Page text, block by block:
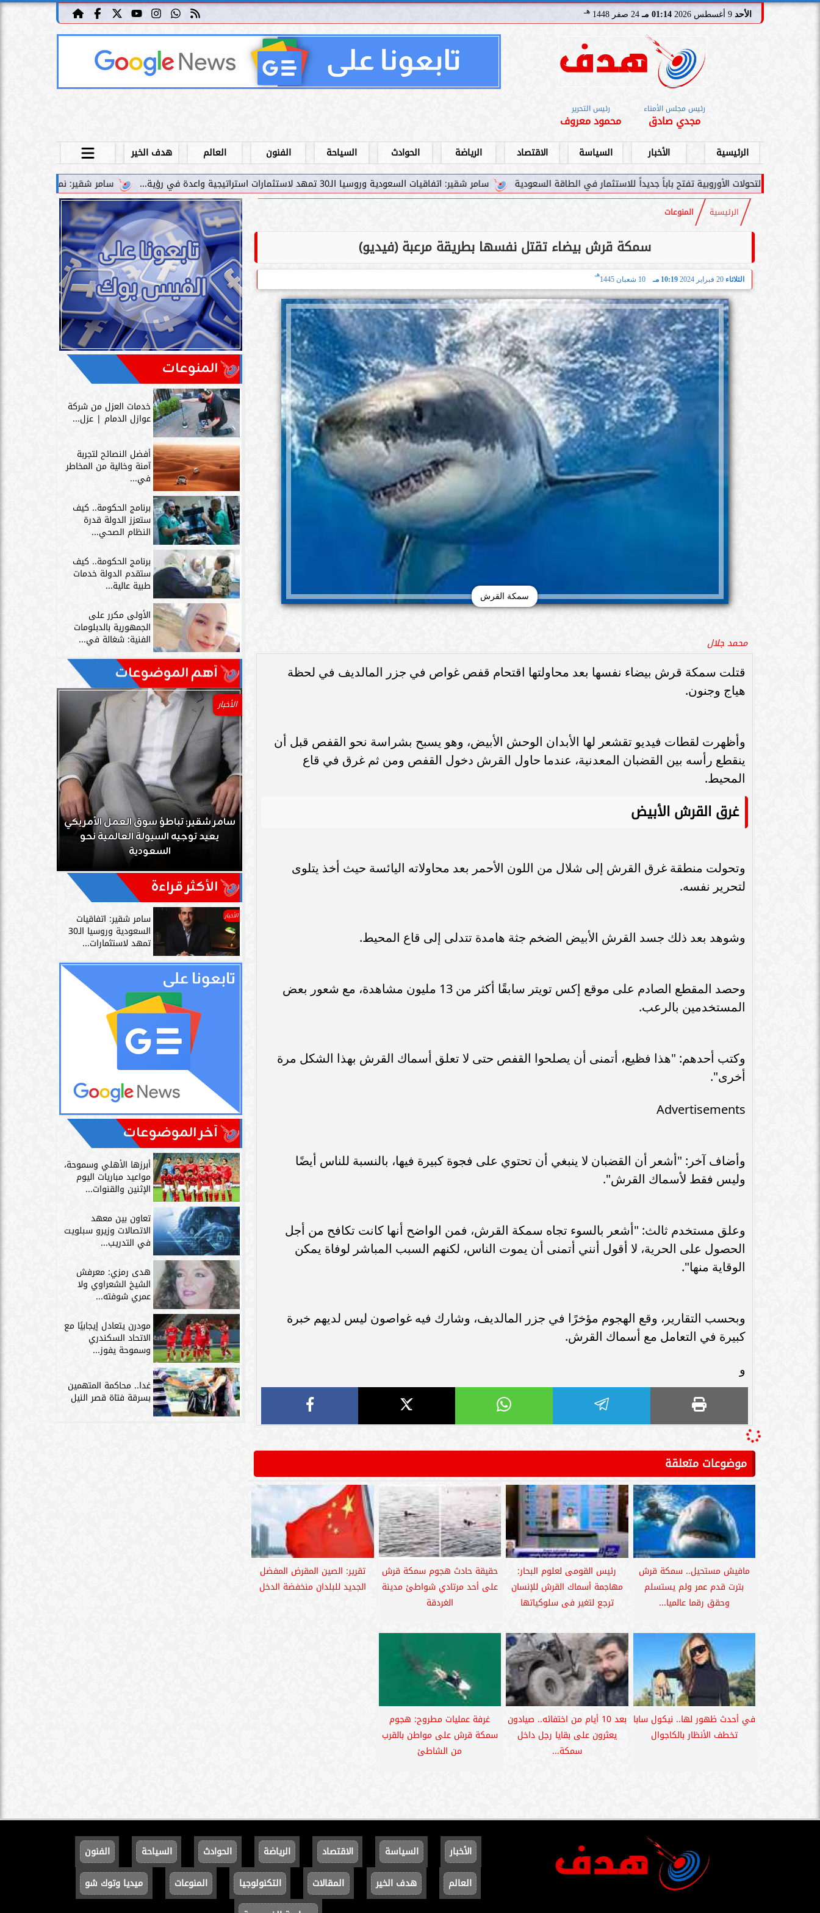
الأحد 01:14 مـ 24 صفر 1448 هـ
رئيس مجلس الأمناء
مجدي صادق
رئيس التحرير
محمود معروف
الرئيسية الأخبار السياسة الاقتصاد الرياضة الحوادث السياحة الفنون العالم
هدف الخير
سامر شقير: نمو صناديق الاستثمار الخاصة دليل
سامر شقير: اتفاقيات السعودية وروسيا الـ30 تمهد لاستثمارات استراتيجية واعدة في رؤية... الأوروبية تفتح باباً جديداً للاستثمار في الطاقة السعودية
الرئيسية المنوعات
سمكة قرش بيضاء تقتل نفسها بطريقة مرعبة (فيديو)
الثلاثاء 20 فبراير 2024 10:19 مـ 10 شعبان 1445
هـ
سمكة القرش
محمد جلال
قتلت سمكة قرش بيضاء نفسها بعد محاولتها اقتحام قفص غواص في جزر المالديف في لحظة
هياج وجنون.
وأظهرت لقطات فيديو تقشعر لها الأبدان الوحش الأبيض، وهو يسبح بشراسة نحو القفص قبل أن
ينقطع رأسه بين القضبان المعدنية، عندما حاول القرش دخول القفص ومن ثم غرق في قاع
المحيط.
غرق القرش الأبيض
وتحولت منطقة غرق القرش إلى شلال من اللون الأحمر بعد محاولاته اليائسة حيث أخذ يتلوى
لتحرير نفسه.
وشوهد بعد ذلك جسد القرش الأبيض الضخم جثة هامدة تتدلى إلى قاع المحيط.
وحصد المقطع الصادم على موقع إكس تويتر سابقًا أكثر من 13 مليون مشاهدة، مع شعور بعض
المستخدمين بالرعب.
وكتب أحدهم: "هذا فظيع، أتمنى أن يصلحوا القفص حتى لا تعلق أسماك القرش بهذا الشكل مرة
أخرى".
Advertisements
وأضاف آخر: "أشعر أن القضبان لا ينبغي أن تحتوي على فجوة كبيرة فيها، بالنسبة للناس أيضًا
وليس فقط لأسماك القرش".
وعلق مستخدم ثالث: "أشعر بالسوء تجاه سمكة القرش، فمن الواضح أنها كانت تكافح من أجل
الحصول على الحرية، لا أقول أنني أتمنى أن يموت الناس، لكنهم السبب المباشر لوفاة يمكن
الوقاية منها".
وبحسب التقارير، وقع الهجوم مؤخرًا في جزر المالديف، وشارك فيه غواصون ليس لديهم خبرة
كبيرة في التعامل مع أسماك القرش.
و
موضوعات متعلقة
مافيش مستحيل.. سمكة قرش
بترت قدم عمر ولم يستسلم
وحقق رقما عالميا...
رئيس القومى لعلوم البحار:
مهاجمة أسماك القرش للإنسان
ترجع لتغير فى سلوكياتها
حقيقة حادث هجوم سمكة قرش
على أحد مرتادي شواطئ مدينة
الغردقة
تقرير: الصين المقرض المفضل
الجديد للبلدان منخفضة الدخل
في أحدث ظهور لها.. نيكول سابا
تخطف الأنظار بالكاجوال
بعد 10 أيام من اختفائه.. صيادون
يعثرون على بقايا رجل داخل
سمكة...
غرفة عمليات مطروح: هجوم
سمكة قرش على مواطن بالقرب
من الشاطئ
المنوعات
خدمات العزل من شركة
عوازل الدمام | عزل...
أفضل النصائح لتجربة
آمنة وخالية من المخاطر
في...
برنامج الحكومة.. كيف
ستعزز الدولة قدرة
النظام الصحي...
برنامج الحكومة.. كيف
ستقدم الدولة خدمات
طبية عالية...
الأولى مكرر على
الجمهورية بالدبلومات
الفنية: شغالة في...
آهم الموضوعات
الأخبار
سامر شقير: نمو صناديق الاستثمار الخاصة
دليل حي على نجاح رؤية 2030...
الأكثر قراءة
الأخبار سامر شقير: اتفاقيات
السعودية وروسيا الـ30
تمهد لاستثمارات...
آخر الموضوعات
أبرزها الأهلي وسموحة،
مواعيد مباريات اليوم
الإثنين والقنوات...
تعاون بين معهد
الاتصالات وزيرو سبلويت
في التدريب...
هدى رمزي: معرفش
الشيخ الشعراوي ولا
عمري شوفته...
مودرن يتعادل إيجابيًا مع
الاتحاد السكندري
وسموحة يفوز...
غدا.. محاكمة المتهمين
بسرقة فتاة قصر النيل
الأخبار السياسة الاقتصاد الرياضة الحوادث السياحة
الفنون
العالم
هدف الخير المقالات التكنولوجيا المنوعات
ميديا وتوك شو